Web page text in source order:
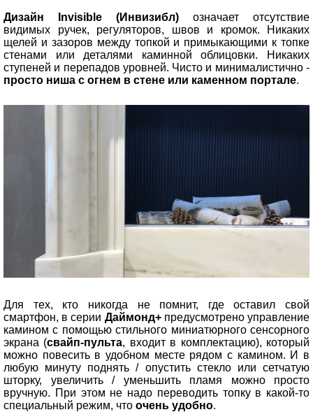
Дизайн Invisible (Инвизибл) означает отсутствие
видимых ручек, регуляторов, швов и кромок. Никаких
щелей и зазоров между топкой и примыкающими к топке
стенами или деталями каминной облицовки. Никаких
ступеней и перепадов уровней. Чисто и минималистично -
просто ниша с огнем в стене или каменном портале.
Для тех, кто никогда не помнит, где оставил свой
смартфон, в серии Даймонд+предусмотрено управление
камином с помощью стильного миниатюрного сенсорного
экрана (свайп-пульта, входит в комплектацию), который
можно повесить в удобном месте рядом с камином. И в
любую минуту поднять / опустить стекло или сетчатую
шторку, увеличить / уменьшить пламя можно просто
вручную. При этом не надо переводить топку в какой-то
специальный режим, что очень удобно.